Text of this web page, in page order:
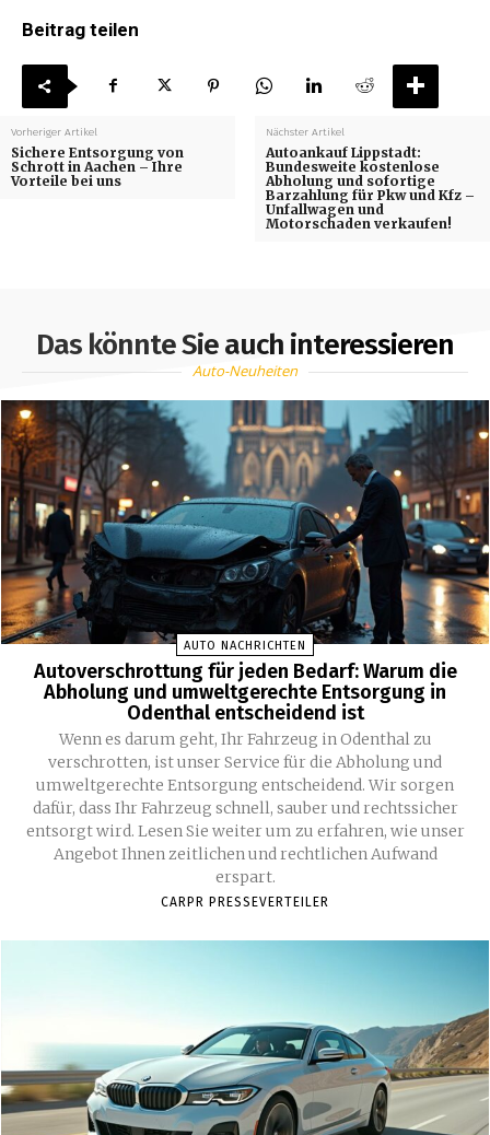
Beitrag teilen
Vorheriger Artikel
Sichere Entsorgung von
Schrott in Aachen – Ihre
Vorteile bei uns
Nächster Artikel
Autoankauf Lippstadt:
Bundesweite kostenlose
Abholung und sofortige
Barzahlung für Pkw und Kfz –
Unfallwagen und
Motorschaden verkaufen!
Das könnte Sie auch interessieren
Auto-Neuheiten
AUTO NACHRICHTEN
Autoverschrottung für jeden Bedarf: Warum die
Abholung und umweltgerechte Entsorgung in
Odenthal entscheidend ist
Wenn es darum geht, Ihr Fahrzeug in Odenthal zu
verschrotten, ist unser Service für die Abholung und
umweltgerechte Entsorgung entscheidend. Wir sorgen
dafür, dass Ihr Fahrzeug schnell, sauber und rechtssicher
entsorgt wird. Lesen Sie weiter um zu erfahren, wie unser
Angebot Ihnen zeitlichen und rechtlichen Aufwand
erspart.
CARPR PRESSEVERTEILER